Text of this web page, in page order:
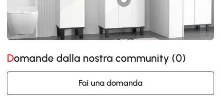
Domande dalla nostra community (0)
Fai una domanda